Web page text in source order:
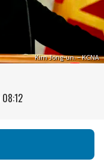
Kim Jong-un. – KCNA
08:12